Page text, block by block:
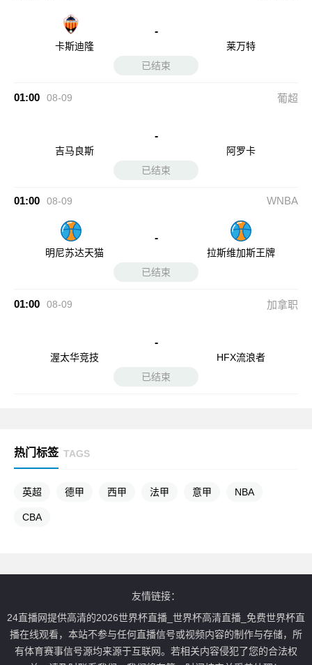
卡斯迪隆
-
莱万特
已结束
01:00 08-09 葡超
吉马良斯
-
阿罗卡
已结束
01:00 08-09 WNBA
明尼苏达天猫
-
拉斯维加斯王牌
已结束
01:00 08-09 加拿职
渥太华竞技
-
HFX流浪者
已结束
热门标签 TAGS
英超 德甲 西甲 法甲 意甲 NBA
CBA
友情链接：
24直播网提供高清的2026世界杯直播_世界杯高清直播_免费世界杯直
播在线观看，本站不参与任何直播信号或视频内容的制作与存储，所
有体育赛事信号源均来源于互联网。若相关内容侵犯了您的合法权